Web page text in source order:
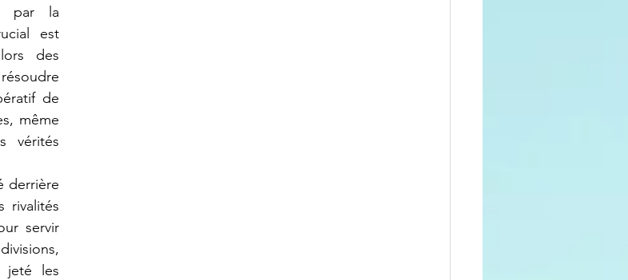
par la
est
des
de
même
vérités
rivalités
servir
jeté les